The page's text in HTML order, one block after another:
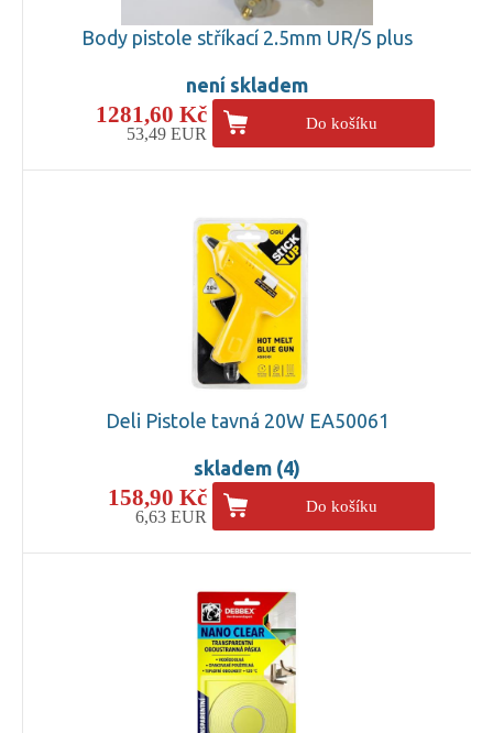
Body pistole stříkací 2.5mm UR/S plus
není skladem
1281,60 Kč
53,49 EUR
Do košíku
Deli Pistole tavná 20W EA50061
skladem (4)
158,90 Kč
6,63 EUR
Do košíku